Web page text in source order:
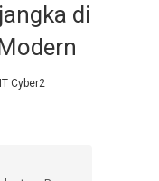
di
IT Cyber2